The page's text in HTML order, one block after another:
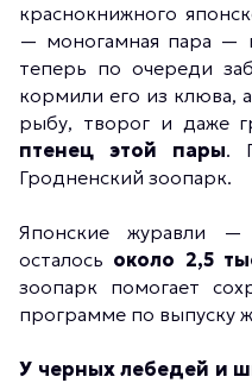
краснокнижного
— моногамная пара —
теперь по очереди
кормили его из клюва,
рыбу, творог и даже
птенец этой пары.
Гродненский зоопарк.
Японские журавли
осталось около 2,5
зоопарк помогает
программе по выпуску
У черных лебедей и